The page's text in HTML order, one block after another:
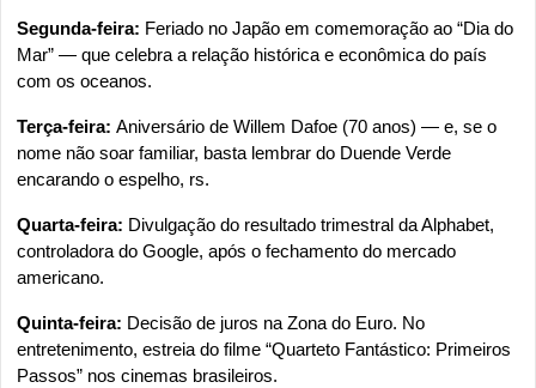
Segunda-feira: Feriado no Japão em comemoração ao “Dia do
Mar” — que celebra a relação histórica e econômica do país
com os oceanos.
Terça-feira: Aniversário de Willem Dafoe (70 anos) — e, se o
nome não soar familiar, basta lembrar do Duende Verde
encarando o espelho, rs.
Quarta-feira: Divulgação do resultado trimestral da Alphabet,
controladora do Google, após o fechamento do mercado
americano.
Quinta-feira: Decisão de juros na Zona do Euro. No
entretenimento, estreia do filme “Quarteto Fantástico: Primeiros
Passos” nos cinemas brasileiros.